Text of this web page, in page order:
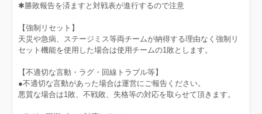
✱勝敗報告を済ますと対戦表が進行するので注意
【強制リセット】
天災や急病、ステージミス等両チームが納得する理由なく強制リ
セット機能を使用した場合は使用チームの1敗とします。
【不適切な言動・ラグ・回線トラブル等】
●不適切な言動があった場合は運営にご報告ください。
悪質な場合は1敗、不戦敗、失格等の対応を取らせて頂きます。